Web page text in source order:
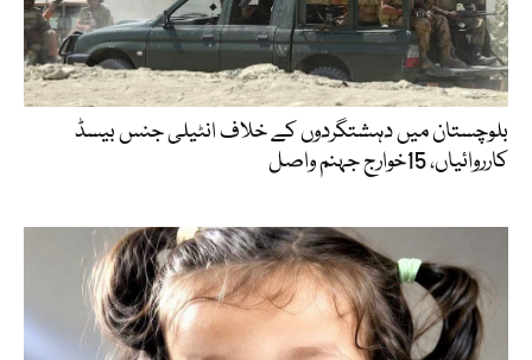
بلوچستان میں دہشتگردوں کے خلاف انٹیلی جنس بیسڈ
کارروائیاں، 15خوارج جہنم واصل